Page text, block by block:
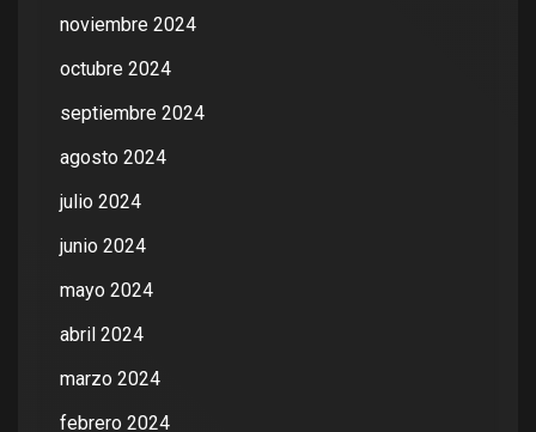
noviembre 2024
octubre 2024
septiembre 2024
agosto 2024
julio 2024
junio 2024
mayo 2024
abril 2024
marzo 2024
febrero 2024